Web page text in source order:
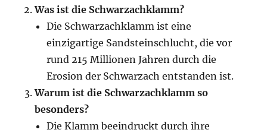
Was ist die Schwarzachklamm?
Die Schwarzachklamm ist eine
einzigartige Sandsteinschlucht, die vor
rund 215 Millionen Jahren durch die
Erosion der Schwarzach entstanden ist.
Warum ist die Schwarzachklamm so
besonders?
Die Klamm beeindruckt durch ihre